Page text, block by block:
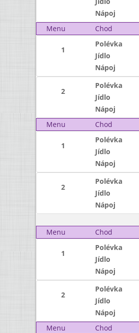
Nápoj
Menu
Chod
1
Polévka
Jídlo
Nápoj
2
Polévka
Jídlo
Nápoj
Menu
Chod
1
Polévka
Jídlo
Nápoj
2
Polévka
Jídlo
Nápoj
Menu
Chod
1
Polévka
Jídlo
Nápoj
2
Polévka
Jídlo
Nápoj
Menu
Chod